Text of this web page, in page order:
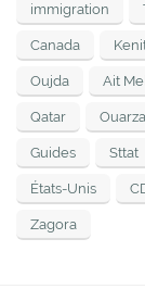
immigration
Canada
Oujda Ait
Qatar
Guides Sttat
États-Unis
Zagora